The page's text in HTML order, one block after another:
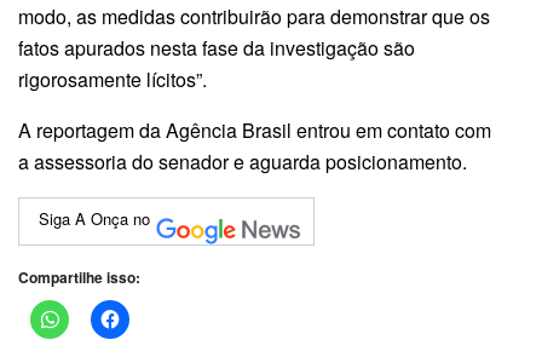
modo, as medidas contribuirão para demonstrar que os
fatos apurados nesta fase da investigação são
rigorosamente lícitos”.
A reportagem da Agência Brasil entrou em contato com
a assessoria do senador e aguarda posicionamento.
Siga A Onça no
Compartilhe isso: